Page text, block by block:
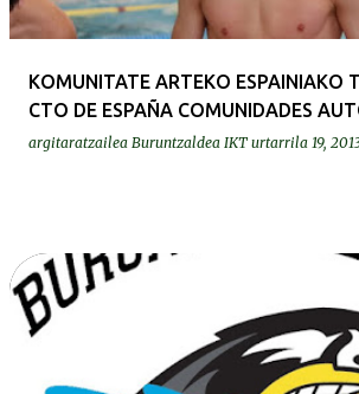
KOMUNITATE ARTEKO ESPAINIAKO
CTO DE ESPAÑA COMUNIDADES
argitaratzailea Buruntzaldea IKT urtarrila 19,